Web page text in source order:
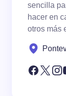
sencilla
hacer en
otros más